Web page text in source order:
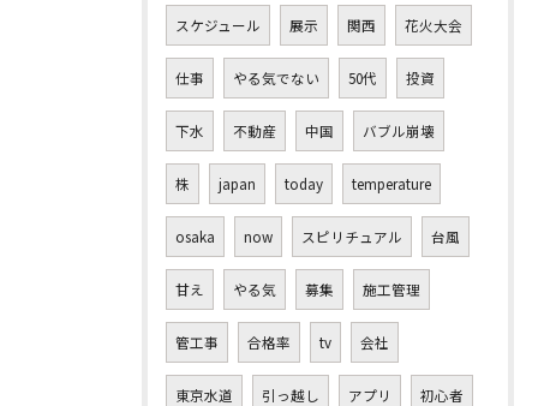
スケジュール 展示 関西 花火大会
仕事 やる気でない 50代 投資
下水 不動産 中国 バブル崩壊
株 japan today temperature
osaka now スピリチュアル 台風
甘え やる気 募集 施工管理
管工事 合格率 tv 会社
東京水道 引っ越し アプリ 初心者